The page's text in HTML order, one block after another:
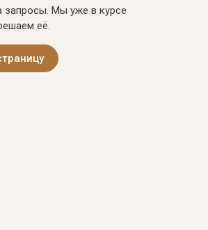
запросы. Мы уже в курсе
её.